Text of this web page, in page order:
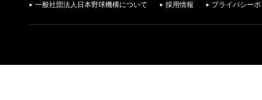
一般社団法人日本野球機構について 採用情報 プライバシー